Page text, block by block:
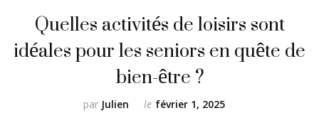
Quelles activités de loisirs sont
idéales pour les seniors en quête de
bien-être ?
par Julien le février 1, 2025